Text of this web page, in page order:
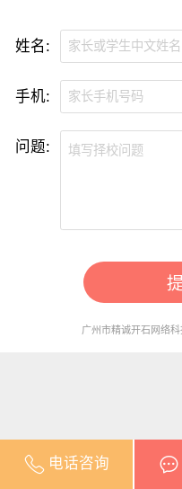
姓名:
手机:
问题:
广州市精诚开石网络
电话咨询